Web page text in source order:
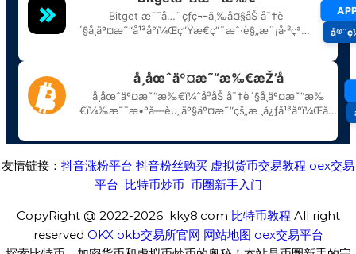
友情链接： 抖音涨粉平台 抖音粉丝购买 虚拟货币交易教程 oex交易
平台 比特币炒币 币圈新手入门
CopyRight @ 2022-2026 kky8.com 比特币教程 All right
reserved OKX okb交易所官网 网站地图 oex交易平台